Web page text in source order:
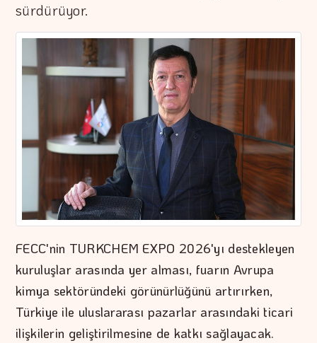
sürdürüyor.
FECC'nin TURKCHEM EXPO 2026'yı destekleyen
kuruluşlar arasında yer alması, fuarın Avrupa
kimya sektöründeki görünürlüğünü artırırken,
Türkiye ile uluslararası pazarlar arasındaki ticari
ilişkilerin geliştirilmesine de katkı sağlayacak.